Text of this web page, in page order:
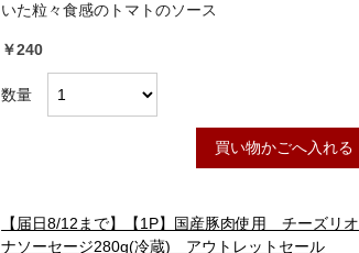
いた粒々食感のトマトのソース
￥240
数量
買い物かごへ入れる
【届日8/12まで】【1P】国産豚肉使用 チーズリオ
ナソーセージ280g(冷蔵) アウトレットセール